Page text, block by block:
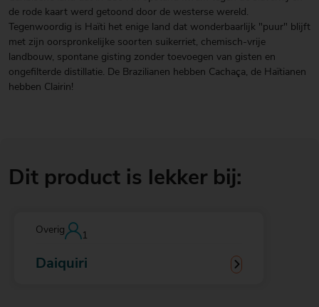
de rode kaart werd getoond door de westerse wereld.
Tegenwoordig is Haïti het enige land dat wonderbaarlijk "puur" blijft
met zijn oorspronkelijke soorten suikerriet, chemisch-vrije
landbouw, spontane gisting zonder toevoegen van gisten en
ongefilterde distillatie. De Brazilianen hebben Cachaça, de Haïtianen
hebben Clairin!
Dit product is lekker bij:
Overig
1
Daiquiri